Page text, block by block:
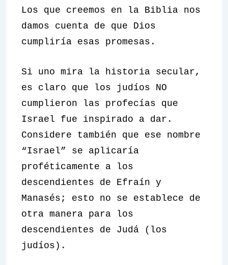
Los que creemos en la Biblia nos
damos cuenta de que Dios
cumpliría esas promesas.
Si uno mira la historia secular,
es claro que los judíos NO
cumplieron las profecías que
Israel fue inspirado a dar.
Considere también que ese nombre
“Israel” se aplicaría
proféticamente a los
descendientes de Efraín y
Manasés; esto no se establece de
otra manera para los
descendientes de Judá (los
judíos).